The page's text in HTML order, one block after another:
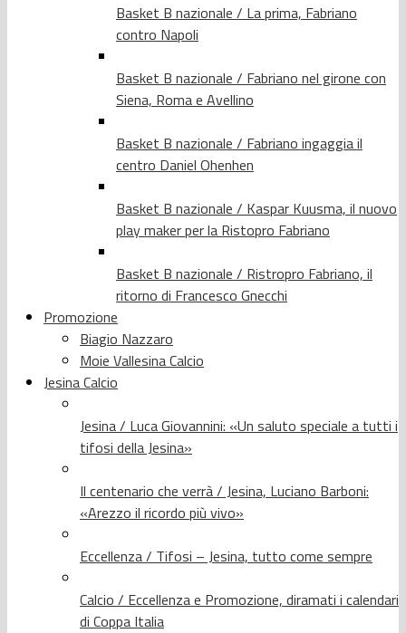
Basket B nazionale / La prima, Fabriano
contro Napoli
Basket B nazionale / Fabriano nel girone con
Siena, Roma e Avellino
Basket B nazionale / Fabriano ingaggia il
centro Daniel Ohenhen
Basket B nazionale / Kaspar Kuusma, il nuovo
play maker per la Ristopro Fabriano
Basket B nazionale / Ristropro Fabriano, il
ritorno di Francesco Gnecchi
Promozione
Biagio Nazzaro
Moie Vallesina Calcio
Jesina Calcio
Jesina / Luca Giovannini: «Un saluto speciale a tutti i
tifosi della Jesina»
Il centenario che verrà / Jesina, Luciano Barboni:
«Arezzo il ricordo più vivo»
Eccellenza / Tifosi – Jesina, tutto come sempre
Calcio / Eccellenza e Promozione, diramati i calendari
di Coppa Italia